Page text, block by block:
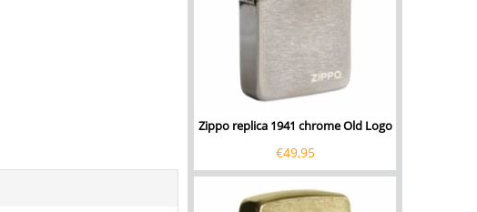
Zippo replica 1941 chrome Old Logo
€49,95